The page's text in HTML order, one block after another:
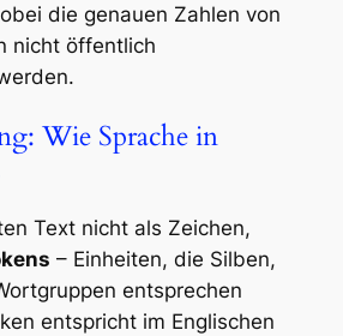
die genauen Zahlen von
nicht öffentlich
Wie Sprache in
Text nicht als Zeichen,
– Einheiten, die Silben,
entsprechen
entspricht im Englischen